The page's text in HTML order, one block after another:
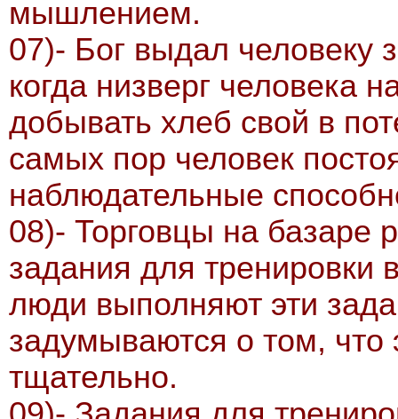
мышлением.
07)- Бог выдал человеку
когда низверг человека
добывать хлеб свой в
самых пор человек
наблюдательные
08)- Торговцы на базаре
задания для тренировки
люди выполняют эти
задумываются о том, что
тщательно.